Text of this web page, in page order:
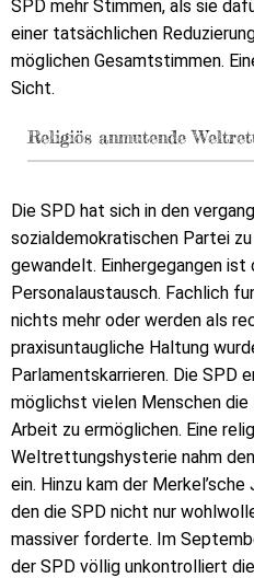
SPD mehr Stimmen, als sie
einer tatsächlichen
möglichen Gesamtstimmen.
Sicht.
Religiös anmutende
Die SPD hat sich in den
sozialdemokratischen Partei
gewandelt. Einhergegangen
Personalaustausch. Fachlich
nichts mehr oder werden als
praxisuntaugliche Haltung
Parlamentskarrieren. Die SPD
möglichst vielen Menschen die
Arbeit zu ermöglichen. Eine
Weltrettungshysterie nahm
ein. Hinzu kam der
den die SPD nicht nur
massiver forderte. Im
der SPD völlig unkontrolliert